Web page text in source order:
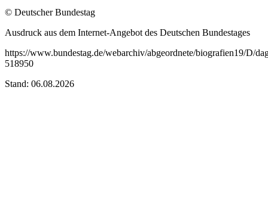
© Deutscher Bundestag
Ausdruck aus dem Internet-Angebot des Deutschen Bundestages
https://www.bundestag.de/webarchiv/abgeordnete/biografien19/D/
518950
Stand: 06.08.2026